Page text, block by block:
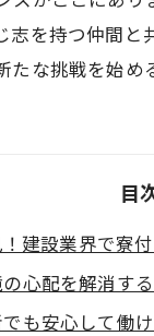
を持つ仲間
な挑戦を始め
目
建設業界で寮
心配を解消す
も安心して働